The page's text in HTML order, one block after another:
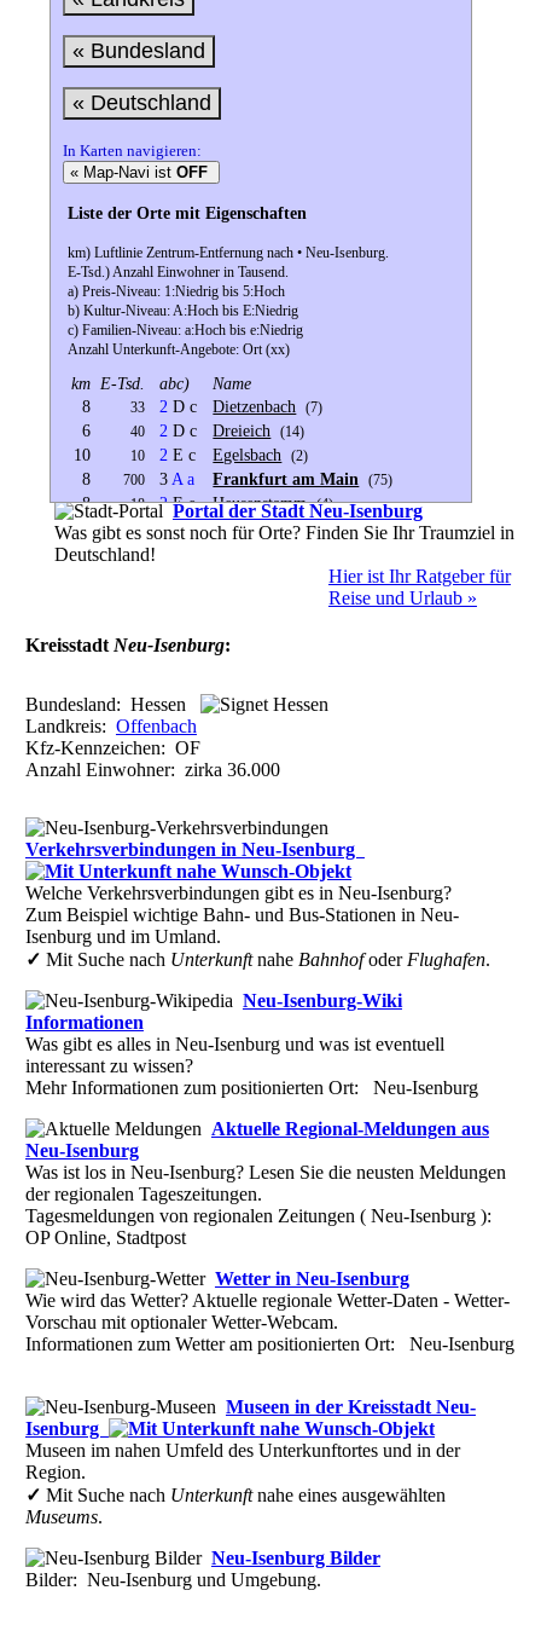
« Bundesland
« Deutschland
In Karten navigieren:
« Map-Navi ist OFF
Liste der Orte mit Eigenschaften
km) Luftlinie Zentrum-Entfernung nach • Neu-Isenburg.
E-Tsd.) Anzahl Einwohner in Tausend.
a) Preis-Niveau: 1:Niedrig bis 5:Hoch
b) Kultur-Niveau: A:Hoch bis E:Niedrig
c) Familien-Niveau: a:Hoch bis e:Niedrig
Anzahl Unterkunft-Angebote: Ort (xx)
km E-Tsd. abc)
Name
8
33 2 D c Dietzenbach (7)
6 40 2 D c Dreieich (14)
10 10 2 E c Egelsbach (2)
8 700 3 A a Frankfurt am Main (75)
8 18 2E e Heusenstamm (4)
12 13 2D d Kelsterbach (7)
7 35
Mörfelden-Walldorf (11)
• 36 2E e » Neu-Isenburg
8 120 Offenbach
14 43 2D c Rodgau
11 25 2 D d
14 8 4 E e Sulzbach (Taunus)
zu b) Kulturelles und touristisches Niveau eines Ortes oder Gebiets.
zu c) Das Familien-Niveau ergibt sich aus kind- und familien-
Angeboten am Gast-Ort.
Alle Bewertungen haben die aktuell verfügbaren Daten zur
Lage-Bewertung.
Kreisstadt Neu-Isenburg:
Bundesland: Hessen
Landkreis: Offenbach
Kfz-Kennzeichen: OF
Anzahl Einwohner: zirka 36.000
Portal der Stadt Neu-Isenburg
Was gibt es sonst noch für Orte? Finden Sie Ihr Traumziel in
Deutschland!
Hier ist Ihr Ratgeber für
Reise und Urlaub »
Verkehrsverbindungen in Neu-Isenburg
Welche Verkehrsverbindungen gibt es in Neu-Isenburg?
Zum Beispiel wichtige Bahn- und Bus-Stationen in Neu-
Isenburg und im Umland.
✓ Mit Suche nach Unterkunftnahe BahnhofoderFlughafen.
Neu-Isenburg-Wiki
Informationen
Was gibt es alles in Neu-Isenburg und was ist eventuell
interessant zu wissen?
Mehr Informationen zum positionierten Ort: Neu-Isenburg
Aktuelle Regional-Meldungen aus
Neu-Isenburg
Was ist los in Neu-Isenburg? Lesen Sie die neusten Meldungen
der regionalen Tageszeitungen.
Tagesmeldungen von regionalen Zeitungen ( Neu-Isenburg ):
OP Online, Stadtpost
Wetter in Neu-Isenburg
Wie wird das Wetter? Aktuelle regionale Wetter-Daten - Wetter-
Vorschau mit optionaler Wetter-Webcam.
Informationen zum Wetter am positionierten Ort: Neu-Isenburg
Museen in der Kreisstadt Neu-
Isenburg
Museen im nahen Umfeld des Unterkunftortes und in der
Region.
✓ Mit Suche nach Unterkunftnahe eines ausgewählten
Museums.
Neu-Isenburg Bilder
Bilder: Neu-Isenburg und Umgebung.